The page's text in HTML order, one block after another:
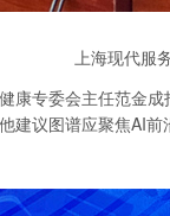
上海现代服
康专委会主任范金
建议图谱应聚焦AI